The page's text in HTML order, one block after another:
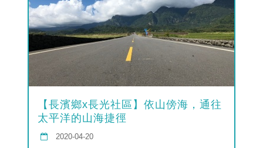
【長濱鄉x長光社區】依山傍海，通往
太平洋的山海捷徑
2020-04-20